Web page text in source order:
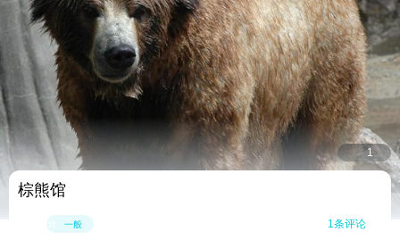
 1
棕熊馆
一般 1条评论